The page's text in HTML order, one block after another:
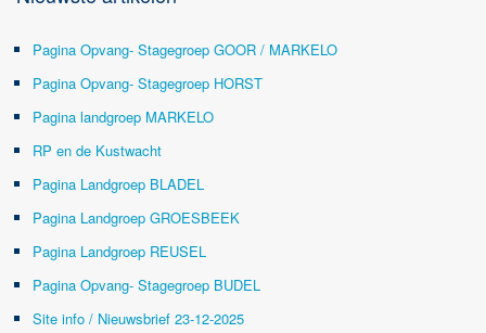
Pagina Opvang- Stagegroep GOOR / MARKELO
Pagina Opvang- Stagegroep HORST
Pagina landgroep MARKELO
RP en de Kustwacht
Pagina Landgroep BLADEL
Pagina Landgroep GROESBEEK
Pagina Landgroep REUSEL
Pagina Opvang- Stagegroep BUDEL
Site info / Nieuwsbrief 23-12-2025